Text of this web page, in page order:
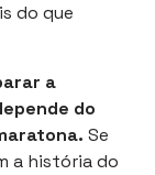
do que
a
do
Se
a história do